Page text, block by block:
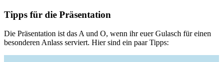
Tipps für die Präsentation
Die Präsentation ist das A und O, wenn ihr euer Gulasch für einen
besonderen Anlass serviert. Hier sind ein paar Tipps: